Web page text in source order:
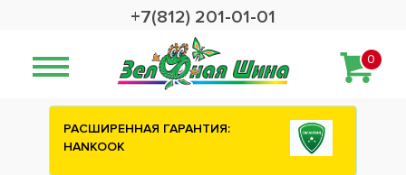
+7(812) 201-01-01
0
Сashback 2500 рублей на зимние